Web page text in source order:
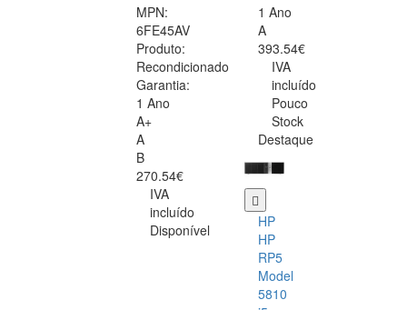
MPN:
6FE45AV
Produto:
Recondicionado
Garantia:
1 Ano
A+
A
B
270.54€
IVA
incluído
Disponível
1 Ano
A
393.54€
IVA
incluído
Pouco
Stock
Destaque
HP
HP
RP5
Model
5810